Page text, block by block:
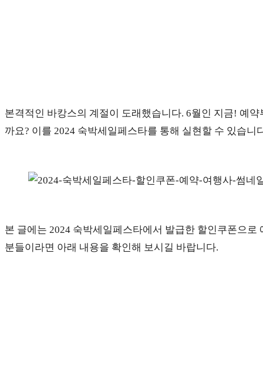
본격적인 바캉스의 계절이 도래했습니다. 6월인 지금! 예
까요? 이를 2024 숙박세일페스타를 통해 실현할 수 있습니
본 글에는 2024 숙박세일페스타에서 발급한 할인쿠폰으
분들이라면 아래 내용을 확인해 보시길 바랍니다.